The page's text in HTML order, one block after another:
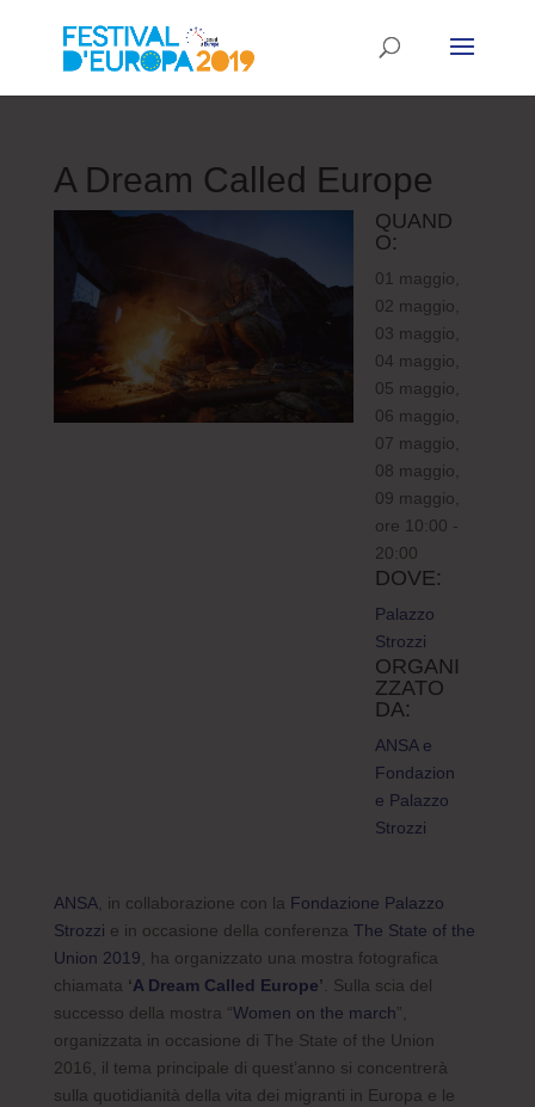
A Dream Called Europe
QUAND
O:
01 maggio,
02 maggio,
03 maggio,
04 maggio,
05 maggio,
06 maggio,
07 maggio,
08 maggio,
09 maggio,
ore 10:00 -
20:00
DOVE:
Palazzo
Strozzi
ORGANI
ZZATO
DA:
ANSA e
Fondazion
e Palazzo
Strozzi
ANSA, in collaborazione con la Fondazione Palazzo
Strozzi e in occasione della conferenza The State of the
Union 2019 , ha organizzato una mostra fotografica
chiamata ‘A Dream Called Europe’ . Sulla scia del
successo della mostra “Women on the march”,
organizzata in occasione di The State of the Union
2016, il tema principale di quest’anno si concentrerà
sulla quotidianità della vita dei migranti in Europa e le